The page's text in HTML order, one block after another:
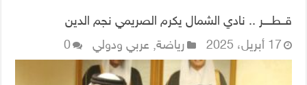
قــطــــر .. نادي الشمال يكرم الصريمي نجم الدين
17 أبريل، 2025
رياضة, عربي ودولي 0